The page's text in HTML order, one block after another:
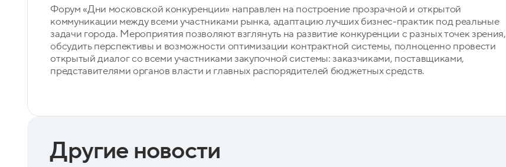
Форум «Дни московской конкуренции» направлен на построение прозрачной и открытой
коммуникации между всеми участниками рынка, адаптацию лучших бизнес-практик под реальные
задачи города. Мероприятия позволяют взглянуть на развитие конкуренции с разных точек зрения,
обсудить перспективы и возможности оптимизации контрактной системы, полноценно провести
открытый диалог со всеми участниками закупочной системы: заказчиками, поставщиками,
представителями органов власти и главных распорядителей бюджетных средств.
Другие новости